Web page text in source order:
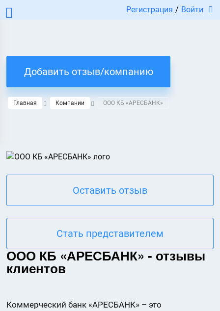
Регистрация / Войти
Добавить отзыв/компанию
Главная Компании ООО КБ «АРЕСБАНК»
Оставить отзыв
Стать представителем
ООО КБ «АРЕСБАНК» - отзывы
клиентов
Коммерческий банк «АРЕСБАНК» – это